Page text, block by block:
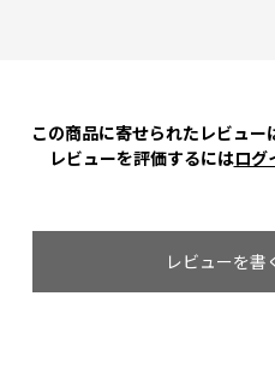
この商品に寄せられたレビュー
レビューを評価するにはログ
レビューを書